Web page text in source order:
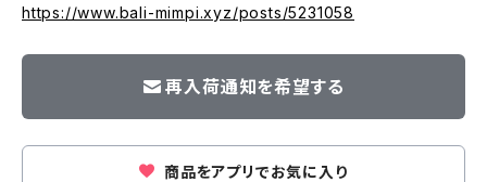
https://www.bali-mimpi.xyz/posts/5231058
再入荷通知を希望する
商品をアプリでお気に入り